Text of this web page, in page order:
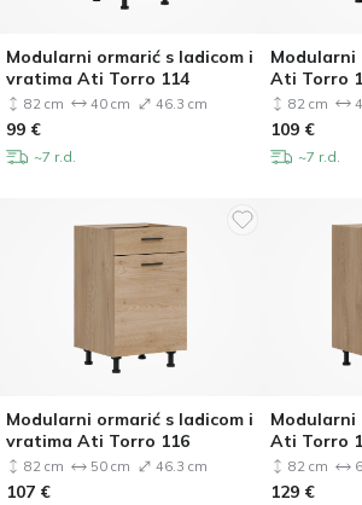
Modularni ormarić s ladicom i
vratima Ati Torro 114
82 cm 40 cm 46.3 cm
99 €
~7 r.d.
Modularni
Ati Torro
82 cm
109 €
~7 r.d.
Modularni ormarić s ladicom i
vratima Ati Torro 116
82 cm 50 cm 46.3 cm
107 €
Modularni
Ati Torro
82 cm
129 €